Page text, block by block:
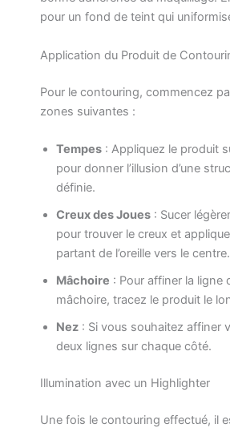
pour un fond de teint qui
Application du Produit de
Pour le contouring, commencez
zones suivantes :
Tempes : Appliquez le produit
pour donner l’illusion d’une
définie.
Creux des Joues : Sucer
pour trouver le creux et
partant de l’oreille vers le centre.
Mâchoire : Pour affiner la ligne
mâchoire, tracez le produit le
Nez : Si vous souhaitez affiner
deux lignes sur chaque côté.
Illumination avec un Highlighter
Une fois le contouring effectué, il